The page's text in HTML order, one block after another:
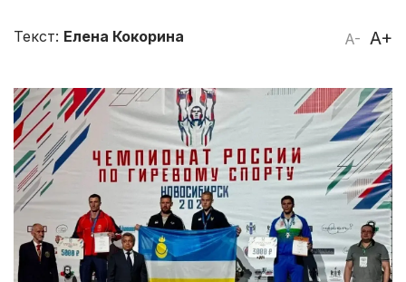
A- A+
Текст: Елена Кокорина